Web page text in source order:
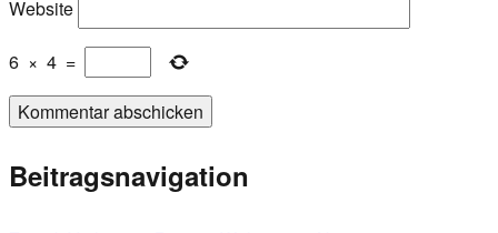
Website
6 × 4 =
Beitragsnavigation